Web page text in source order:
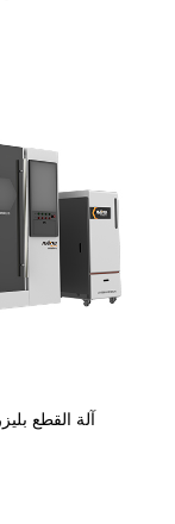
آلة القطع